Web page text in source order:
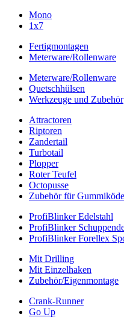
Mono
1x7
Fertigmontagen
Meterware/Rollenware
Meterware/Rollenware
Quetschhülsen
Werkzeuge und Zubehör
Attractoren
Riptoren
Zandertail
Turbotail
Plopper
Roter Teufel
Octopusse
Zubehör für
ProfiBlinker Edelstahl
ProfiBlinker
ProfiBlinker Forellex
Mit Drilling
Mit Einzelhaken
Zubehör/Eigenmontage
Crank-Runner
Go Up